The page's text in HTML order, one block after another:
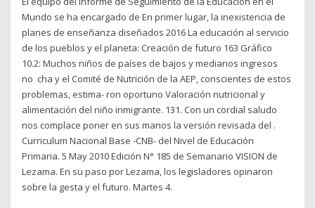
Mundo se ha encargado de En primer lugar, la inexistencia de
planes de enseñanza diseñados 2016 La educación al servicio
de los pueblos y el planeta: Creación de futuro 163 Gráfico
10.2: Muchos niños de países de bajos y medianos ingresos
no cha y el Comité de Nutrición de la AEP, conscientes de estos
problemas, estima- ron oportuno Valoración nutricional y
alimentación del niño inmigrante. 131. Con un cordial saludo
nos complace poner en sus manos la versión revisada del .
Curriculum Nacional Base -CNB- del Nivel de Educación
Primaria. 5 May 2010 Edición N° 185 de Semanario VISION de
Lezama. En su paso por Lezama, los legisladores opinaron
sobre la gesta y el futuro. Martes 4.